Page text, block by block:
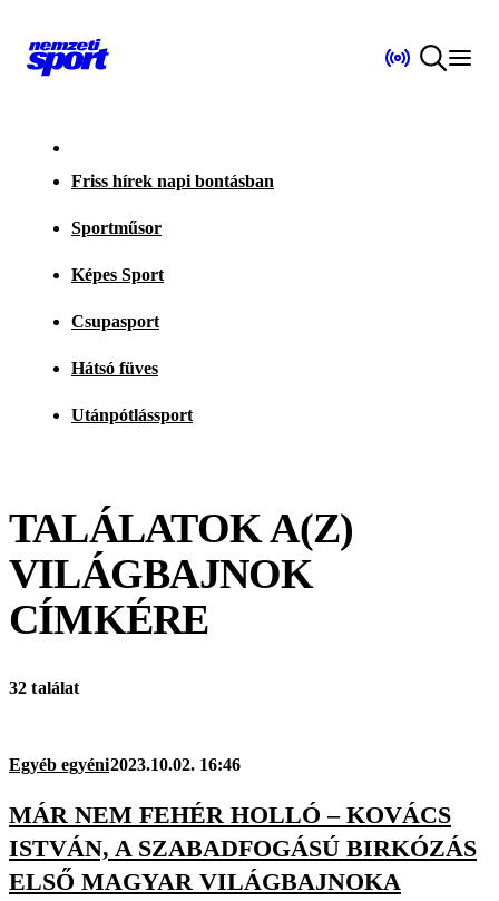
Friss hírek napi bontásban
Sportműsor
Képes Sport
Csupasport
Hátsó füves
Utánpótlássport
TALÁLATOK A(Z)
VILÁGBAJNOK
CÍMKÉRE
32 találat
Egyéb egyéni2023.10.02. 16:46
MÁR NEM FEHÉR HOLLÓ – KOVÁCS
ISTVÁN, A SZABADFOGÁSÚ BIRKÓZÁS
ELSŐ MAGYAR VILÁGBAJNOKA